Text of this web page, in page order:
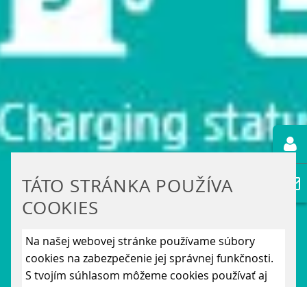
TÁTO STRÁNKA POUŽÍVA
COOKIES
Na našej webovej stránke používame súbory
cookies na zabezpečenie jej správnej funkčnosti.
S tvojím súhlasom môžeme cookies používať aj